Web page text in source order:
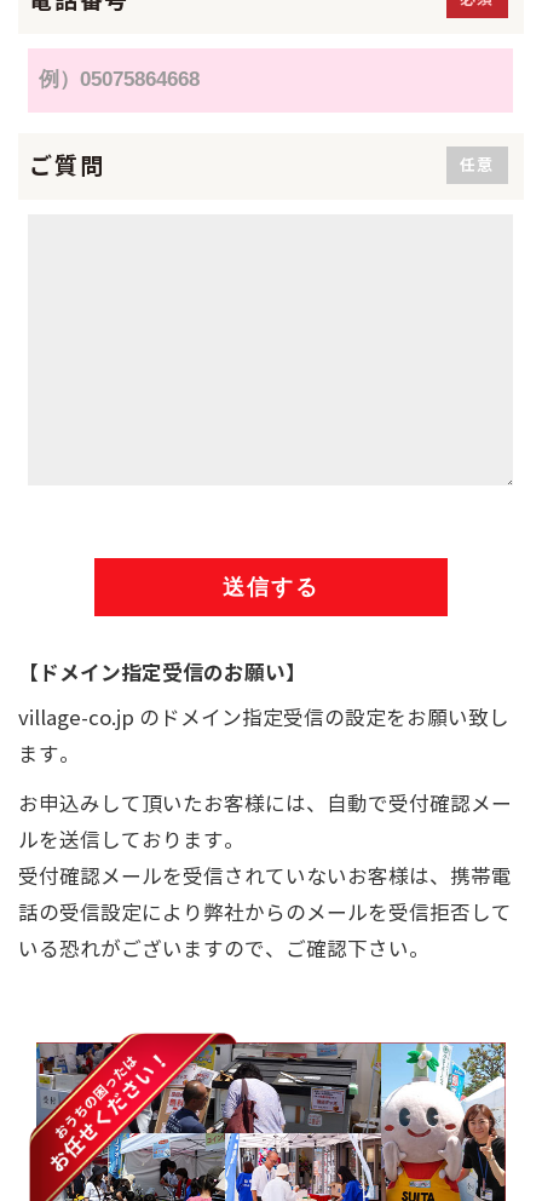
ご質問 任意
【ドメイン指定受信のお願い】
village-co.jp のドメイン指定受信の設定をお願い致し
ます。
お申込みして頂いたお客様には、自動で受付確認メー
ルを送信しております。
受付確認メールを受信されていないお客様は、携帯電
話の受信設定により弊社からのメールを受信拒否して
いる恐れがございますので、ご確認下さい。